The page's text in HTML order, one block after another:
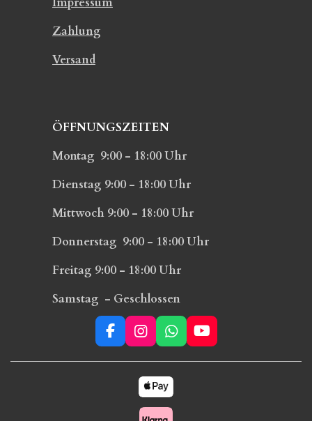
Zahlung
Versand
ÖFFNUNGSZEITEN
Montag 9:00 - 18:00 Uhr
Dienstag 9:00 - 18:00 Uhr
Mittwoch 9:00 - 18:00 Uhr
Donnerstag 9:00 - 18:00 Uhr
Freitag 9:00 - 18:00 Uhr
Samstag - Geschlossen
F
a
c
I
n
s
t
a
g
W
h
a
t
s
A
Y
o
u